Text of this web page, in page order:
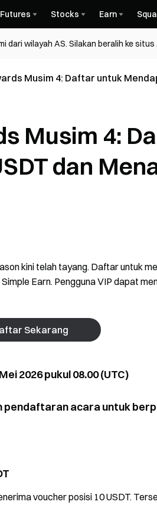
Futures Stocks Earn
dari wilayah AS. Silakan beralih ke
Musim 4: Daftar untuk
Musim 4:
dan
kini telah tayang. Daftar untuk
Earn. Pengguna VIP dapat
Sekarang
2026 pukul 08.00 (UTC)
pendaftaran acara untuk
voucher posisi 10 USDT.